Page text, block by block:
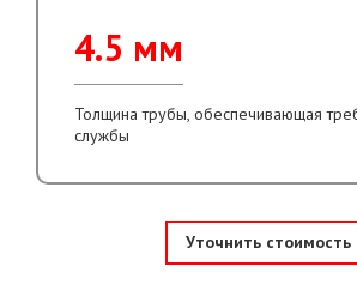
4.5 мм
Толщина трубы, обеспечивающая
службы
Уточнить стоимость